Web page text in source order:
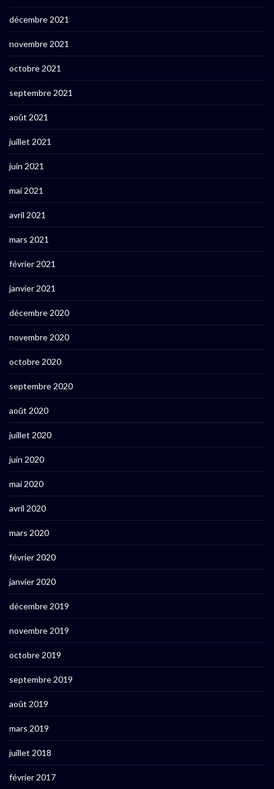
décembre 2021
novembre 2021
octobre 2021
septembre 2021
août 2021
juillet 2021
juin 2021
mai 2021
avril 2021
mars 2021
février 2021
janvier 2021
décembre 2020
novembre 2020
octobre 2020
septembre 2020
août 2020
juillet 2020
juin 2020
mai 2020
avril 2020
mars 2020
février 2020
janvier 2020
décembre 2019
novembre 2019
octobre 2019
septembre 2019
août 2019
mars 2019
juillet 2018
février 2017